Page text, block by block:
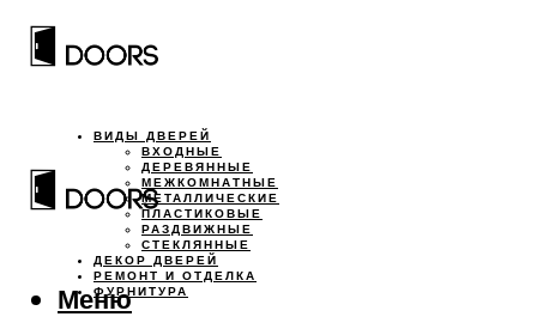
ВИДЫ ДВЕРЕЙ
ВХОДНЫЕ
ДЕРЕВЯННЫЕ
МЕЖКОМНАТНЫЕ
МЕТАЛЛИЧЕСКИЕ
ПЛАСТИКОВЫЕ
РАЗДВИЖНЫЕ
СТЕКЛЯННЫЕ
ДЕКОР ДВЕРЕЙ
РЕМОНТ И ОТДЕЛКА
ФУРНИТУРА
Меню